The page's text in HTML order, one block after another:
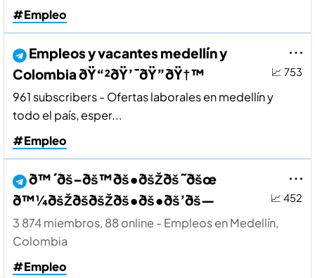
#Empleo
📈 753
Empleos y vacantes medellí­n y
Colombia ðŸ“²ðŸ’¯ðŸ”ðŸ†™
961 subscribers - Ofertas laborales en medellí­n y
todo el paí­s, esper...
#Empleo
📈 452
ð™´ðš–ðš™ðš•ðšŽðš˜ðšœ
ð™¼ðšŽðšðšŽðš•ðš•ðš’ðš—
3 874 miembros, 88 online - Empleos en Medellí­n,
Colombia
#Empleo